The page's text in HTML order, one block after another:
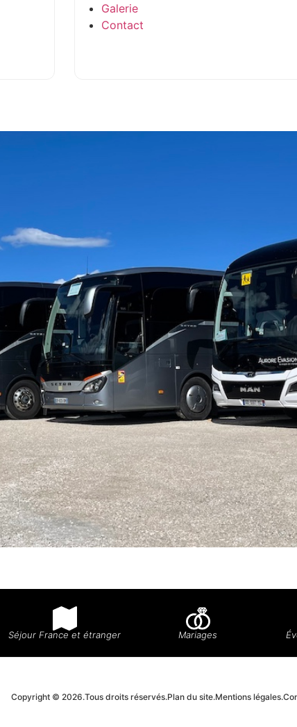
Galerie
Contact
Séjour France et étranger Mariages
Copyright © 2026.Tous droits réservés.Plan du site.Mentions légales.